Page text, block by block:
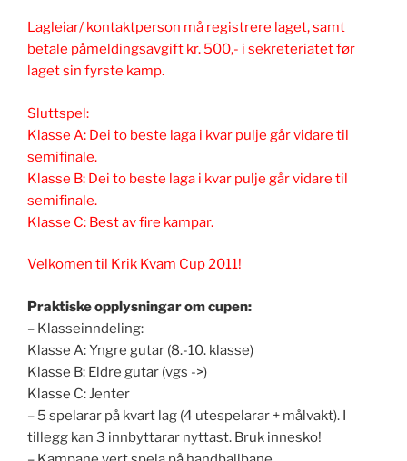
Lagleiar/ kontaktperson må registrere laget, samt
betale påmeldingsavgift kr. 500,- i sekreteriatet før
laget sin fyrste kamp.
Sluttspel:
Klasse A: Dei to beste laga i kvar pulje går vidare til
semifinale.
Klasse B: Dei to beste laga i kvar pulje går vidare til
semifinale.
Klasse C: Best av fire kampar.
Velkomen til Krik Kvam Cup 2011!
Praktiske opplysningar om cupen:
– Klasseinndeling:
Klasse A: Yngre gutar (8.-10. klasse)
Klasse B: Eldre gutar (vgs ->)
Klasse C: Jenter
– 5 spelarar på kvart lag (4 utespelarar + målvakt). I
tillegg kan 3 innbyttarar nyttast. Bruk innesko!